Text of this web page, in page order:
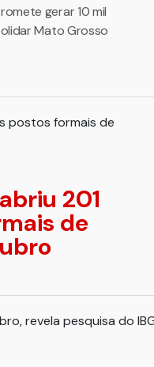
gerar 10 mil
Mato Grosso
201
de